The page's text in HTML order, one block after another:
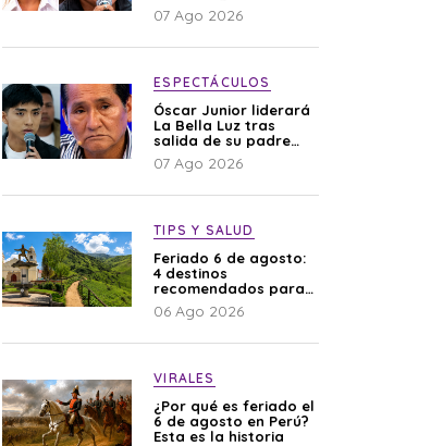
denunciar a su
esposa: “Es una
07 Ago 2026
ESPECTÁCULOS
Óscar Junior liderará
La Bella Luz tras
salida de su padre
por polémica con
Naldy Saldaña
07 Ago 2026
TIPS Y SALUD
Feriado 6 de agosto:
4 destinos
recomendados para
disfrutar el descanso
06 Ago 2026
VIRALES
¿Por qué es feriado el
6 de agosto en Perú?
Esta es la historia